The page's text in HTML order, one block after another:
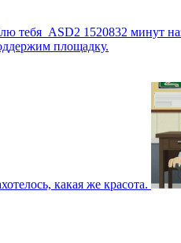
тебя ASD2 1520832 минут
площадку.
какая же красота.